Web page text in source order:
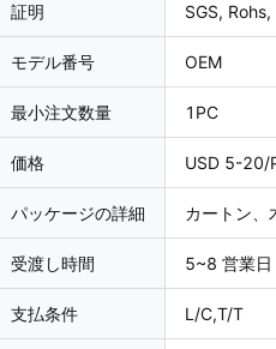
証明 SGS, Rohs,
モデル番号 OEM
最小注文数量 1PC
価格 USD 5-20/
パッケージの詳細 カートン、
受渡し時間 5~8 営業日
支払条件 L/C,T/T